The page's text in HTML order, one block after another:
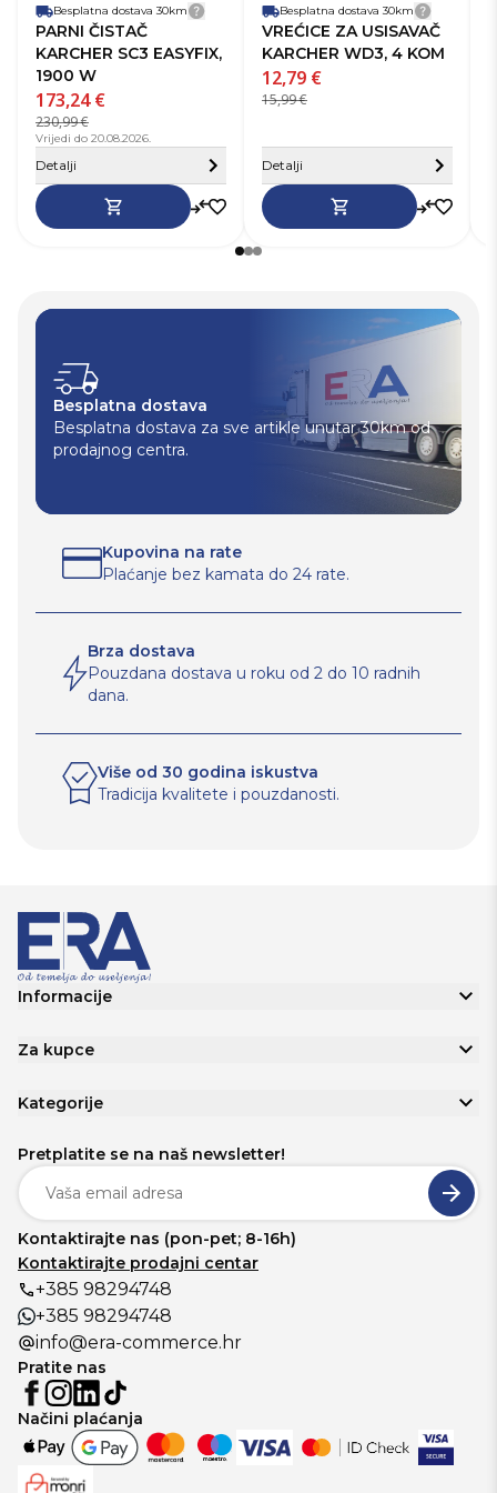
Besplatna dostava 30km Detalji dostave
PARNI ČISTAČ
KARCHER SC3 EASYFIX,
1900 W
173,24 €
230,99 €
Vrijedi do 20.08.2026.
Detalji
Sakrij detalje
Besplatna dostava 30km Detalji
VREĆICE ZA USISAVAČ
KARCHER WD3, 4 KOM
12,79 €
15,99 €
Detalji
Besplatna dostava
Besplatna dostava za sve artikle unutar 30km od
prodajnog centra.
Kupovina na rate
Plaćanje bez kamata do 24 rate.
Brza dostava
Pouzdana dostava u roku od 2 do 10 radnih
dana.
Više od 30 godina iskustva
Tradicija kvalitete i pouzdanosti.
Informacije
Za kupce
Kategorije
Pretplatite se na naš newsletter!
Kontaktirajte nas (pon-pet; 8-16h)
Kontaktirajte prodajni centar
+385 98294748
+385 98294748
info@era-commerce.hr
Pratite nas
Načini plaćanja